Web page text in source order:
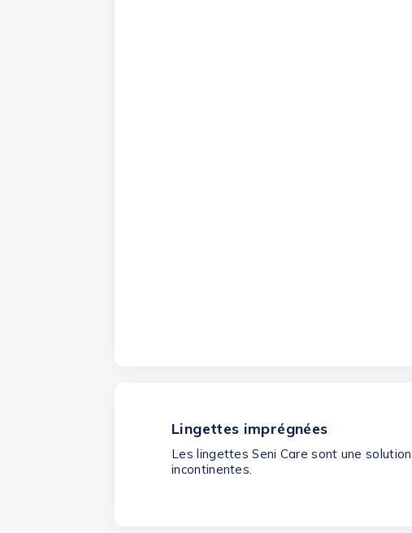
Lingettes imprégnées
Les lingettes Seni Care sont une
incontinentes.